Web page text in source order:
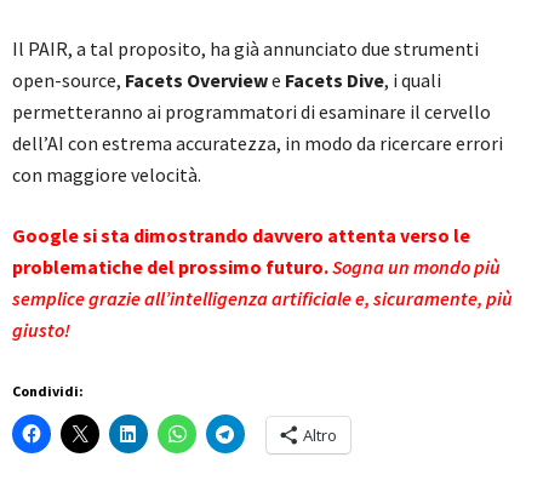
Il PAIR, a tal proposito, ha già annunciato due strumenti
open-source, Facets Overviewe Facets Dive, i quali
permetteranno ai programmatori di esaminare il cervello
dell’AI con estrema accuratezza, in modo da ricercare errori
con maggiore velocità.
Google si sta dimostrando davvero attenta verso le
problematiche del prossimo futuro.Sogna un mondo più
semplice grazie all’intelligenza artificiale e, sicuramente, più
giusto!
Condividi:
Altro